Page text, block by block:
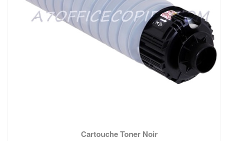
Cartouche Toner Noir